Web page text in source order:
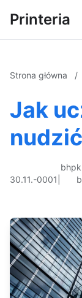
Printeria
Strona główna /
Jak
30.11.-0001
bhp